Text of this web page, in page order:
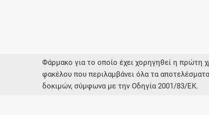
Φάρμακο για το οποίο έχει χορηγηθεί η πρώτη
φακέλου που περιλαμβάνει όλα τα
δοκιμών, σύμφωνα με την Οδηγία 2001/83/ΕΚ.